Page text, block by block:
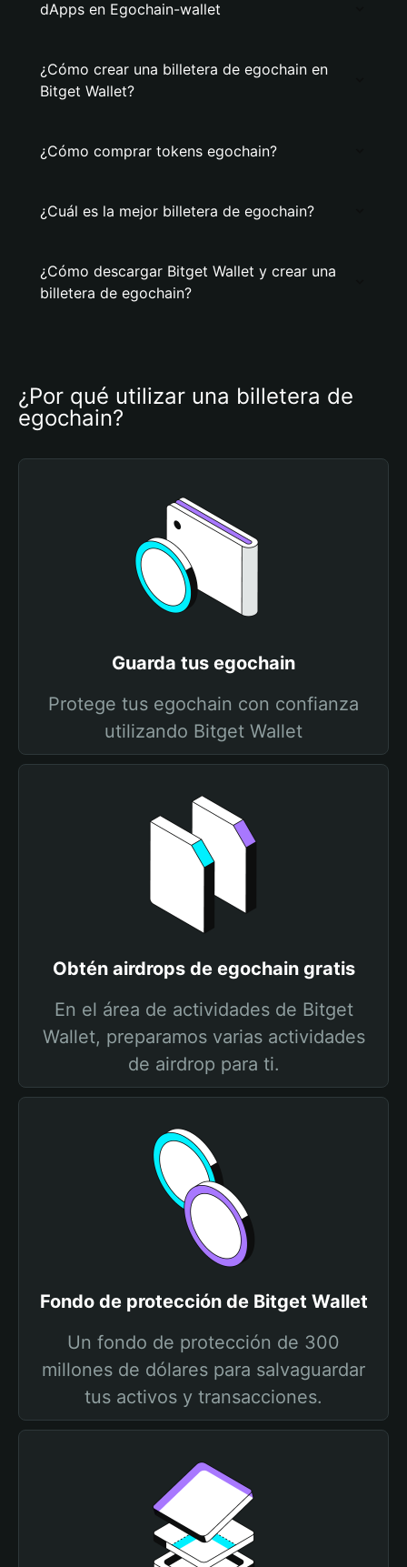
dApps en Egochain-wallet
¿Cómo crear una billetera de egochain en
Bitget Wallet?
¿Cómo comprar tokens egochain?
¿Cuál es la mejor billetera de egochain?
¿Cómo descargar Bitget Wallet y crear una
billetera de egochain?
¿Por qué utilizar una billetera de
egochain?
Guarda tus egochain
Protege tus egochain con confianza
utilizando Bitget Wallet
Obtén airdrops de egochain gratis
En el área de actividades de Bitget
Wallet, preparamos varias actividades
de airdrop para ti.
Fondo de protección de Bitget Wallet
Un fondo de protección de 300
millones de dólares para salvaguardar
tus activos y transacciones.